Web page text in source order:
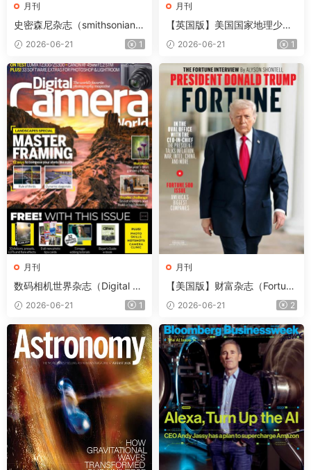
月刊
史密森尼杂志（smithsonian）
2026年夏季刊
2026-06-21 1
月刊
【英国版】美国国家地理少儿
版（National Geographic Kid
s）第257期
2026-06-21 1
月刊
数码相机世界杂志（Digital Ca
mera World）2026年7月
2026-06-21 1
月刊
【美国版】财富杂志（Fortun
e）2026年6-7月
2026-06-21 2